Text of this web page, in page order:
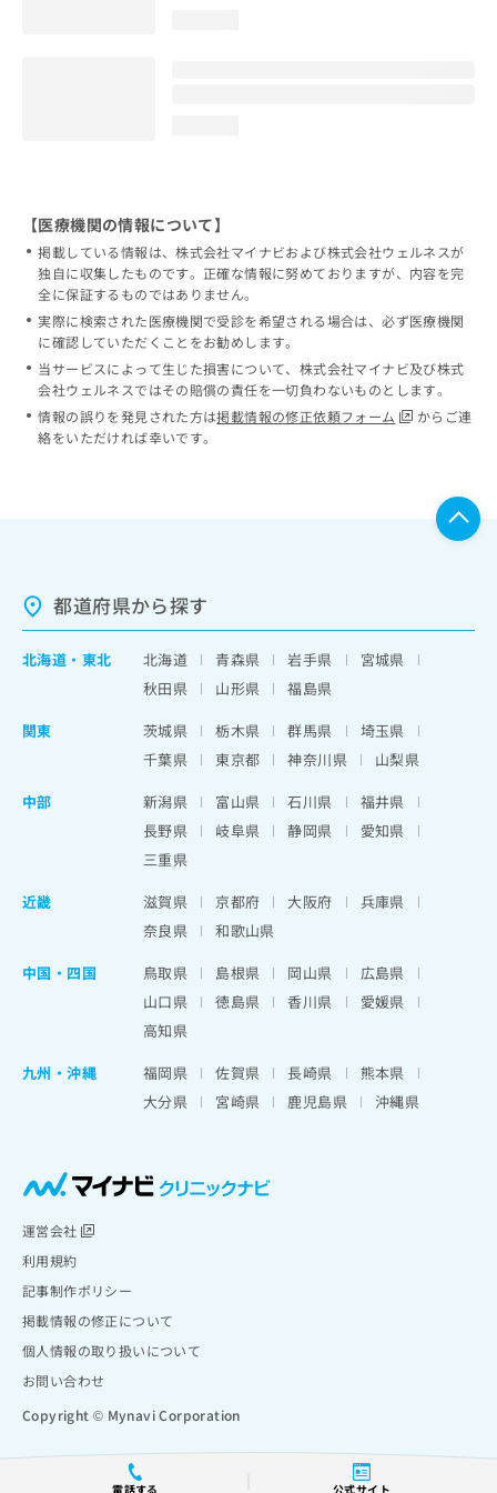
電話する 公式サイト
【医療機関の情報について】
掲載している情報は、株式会社マイナビおよび株式会社ウェルネスが
独自に収集したものです。正確な情報に努めておりますが、内容を完
全に保証するものではありません。
実際に検索された医療機関で受診を希望される場合は、必ず医療機関
に確認していただくことをお勧めします。
当サービスによって生じた損害について、株式会社マイナビ及び株式
会社ウェルネスではその賠償の責任を一切負わないものとします。
情報の誤りを発見された方は掲載情報の修正依頼フォーム
からご連
絡をいただければ幸いです。
都道府県から探す
北海道 ・ 東北 北海道 青森県 岩手県
宮城県
秋田県
山形県
福島県
関東
茨城県 栃木県 群馬県
埼玉県
千葉県
東京都 神奈川県
山梨県
中部
新潟県 富山県 石川県
福井県
長野県
岐阜県 静岡県
愛知県
三重県
近畿
滋賀県 京都府 大阪府
兵庫県
奈良県
和歌山県
中国・四国
鳥取県 島根県 岡山県
広島県
山口県
徳島県 香川県
愛媛県
高知県
九州・沖縄
福岡県 佐賀県 長崎県
熊本県
大分県
宮崎県 鹿児島県 沖縄県
運営会社
利用規約
記事制作ポリシー
掲載情報の修正について
個人情報の取り扱いについて
お問い合わせ
Copyright © Mynavi Corporation